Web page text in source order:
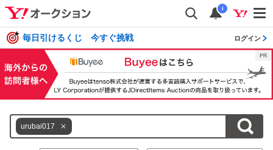
i
毎日引けるくじ 今すぐ挑戦 ログイン
urubai017